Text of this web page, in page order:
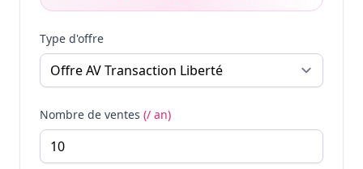
Type d'offre
Nombre de ventes (/ an)